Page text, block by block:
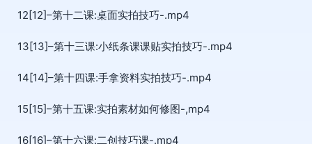
12[12]–第十二课:桌面实拍技巧-.mp4
13[13]–第十三课:小纸条课课贴实拍技巧-.mp4
14[14]–第十四课:手拿资料实拍技巧-.mp4
15[15]–第十五课:实拍素材如何修图-,mp4
16[16]–第十六课:二创技巧课-.mp4